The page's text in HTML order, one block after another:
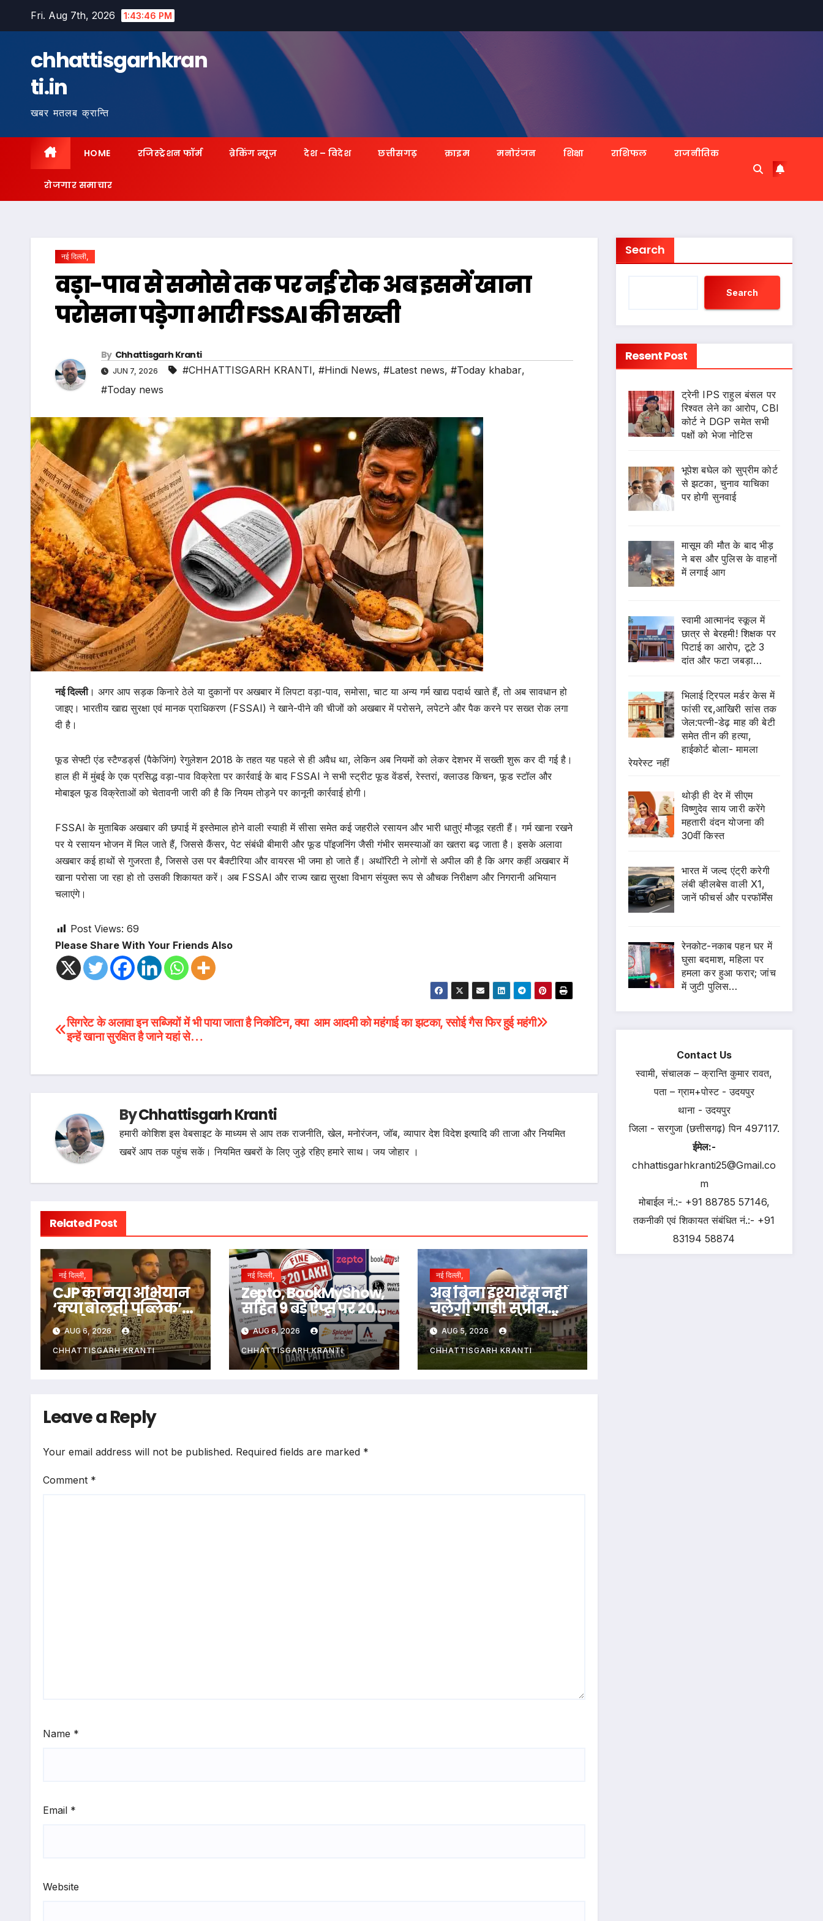
Fri. Aug 7th, 2026 1:43:47 PM
chhattisgarhkran
ti.in
खबर मतलब क्रान्ति
HOME रजिस्ट्रेशन फॉर्म ब्रेकिंग न्यूज़ देश – विदेश छत्तीसगढ़ क्राइम मनोरंजन शिक्षा राशिफल राजनीतिक
रोजगार समाचार
नई दिल्ली,
वड़ा-पाव से समोसे तक पर नई रोक अब इसमें खाना
परोसना पड़ेगा भारी FSSAI की सख्ती
By Chhattisgarh Kranti
JUN 7, 2026 #CHHATTISGARH KRANTI, #Hindi News, #Latest news, #Today khabar,
#Today news
नई दिल्ली। अगर आप सड़क किनारे ठेले या दुकानों पर अखबार में लिपटा वड़ा-पाव, समोसा, चाट या अन्य गर्म खाद्य पदार्थ खाते हैं, तो अब सावधान हो
जाइए। भारतीय खाद्य सुरक्षा एवं मानक प्राधिकरण (FSSAI) ने खाने-पीने की चीजों को अखबार में परोसने, लपेटने और पैक करने पर सख्त रोक लगा
दी है।
फूड सेफ्टी एंड स्टैण्डर्ड्स (पैकेजिंग) रेगुलेशन 2018 के तहत यह पहले से ही अवैध था, लेकिन अब नियमों को लेकर देशभर में सख्ती शुरू कर दी गई है।
हाल ही में मुंबई के एक प्रसिद्ध वड़ा-पाव विक्रेता पर कार्रवाई के बाद FSSAI ने सभी स्ट्रीट फूड वेंडर्स, रेस्तरां, क्लाउड किचन, फूड स्टॉल और
मोबाइल फूड विक्रेताओं को चेतावनी जारी की है कि नियम तोड़ने पर कानूनी कार्रवाई होगी।
FSSAI के मुताबिक अखबार की छपाई में इस्तेमाल होने वाली स्याही में सीसा समेत कई जहरीले रसायन और भारी धातुएं मौजूद रहती हैं। गर्म खाना रखने
पर ये रसायन भोजन में मिल जाते हैं, जिससे कैंसर, पेट संबंधी बीमारी और फूड पॉइजनिंग जैसी गंभीर समस्याओं का खतरा बढ़ जाता है। इसके अलावा
अखबार कई हाथों से गुजरता है, जिससे उस पर बैक्टीरिया और वायरस भी जमा हो जाते हैं। अथॉरिटी ने लोगों से अपील की है कि अगर कहीं अखबार में
खाना परोसा जा रहा हो तो उसकी शिकायत करें। अब FSSAI और राज्य खाद्य सुरक्षा विभाग संयुक्त रूप से औचक निरीक्षण और निगरानी अभियान
चलाएंगे।
Post Views: 69
Please Share With Your Friends Also
Post
navigation
आम आदमी को महंगाई का झटका, रसोई गैस फिर हुई महंगी
सिगरेट के अलावा इन सब्जियों में भी पाया जाता है निकोटिन, क्या
इन्हें खाना सुरक्षित है जाने यहां से…
ByChhattisgarh Kranti
हमारी कोशिश इस वेबसाइट के माध्यम से आप तक राजनीति, खेल, मनोरंजन, जॉब, व्यापार देश विदेश इत्यादि की ताजा और नियमित
खबरें आप तक पहुंच सकें। नियमित खबरों के लिए जुड़े रहिए हमारे साथ। जय जोहार ।
Related Post
नई दिल्ली,
CJP का नया अभियान
‘क्या बोलती पब्लिक’
अगले महीने से शुरू,
देशभर में Zen G से
करेगी सीधा संवाद
AUG 6, 2026
CHHATTISGARH KRANTI
नई दिल्ली,
Zepto, BookMyShow,
सहित 9 बड़े ऐप्स पर 20
लाख का जुर्माना,
जानिए क्या है मामला
AUG 6, 2026
CHHATTISGARH KRANTI
नई दिल्ली,
अब बिना इंश्योरेंस नहीं
चलेगी गाड़ी! सुप्रीम
कोर्ट ने कहा- काटो ई-
चालान, पेट्रोल भी न दो
AUG 5, 2026
CHHATTISGARH KRANTI
Leave a Reply
Your email address will not be published. Required fields are marked *
Comment *
Name *
Email *
Website
Search
Search
Resent Post
ट्रेनी IPS राहुल बंसल पर
रिश्वत लेने का आरोप, CBI
कोर्ट ने DGP समेत सभी
पक्षों को भेजा नोटिस
भूपेश बघेल को सुप्रीम कोर्ट
से झटका, चुनाव याचिका
पर होगी सुनवाई
मासूम की मौत के बाद भीड़
ने बस और पुलिस के वाहनों
में लगाई आग
स्वामी आत्मानंद स्कूल में
छात्र से बेरहमी! शिक्षक पर
पिटाई का आरोप, टूटे 3
दांत और फटा जबड़ा…
भिलाई ट्रिपल मर्डर केस में
फांसी रद्द,आखिरी सांस तक
जेल:पत्नी-डेढ़ माह की बेटी
समेत तीन की हत्या,
हाईकोर्ट बोला- मामला
रेयरेस्ट नहीं
थोड़ी ही देर में सीएम
विष्णुदेव साय जारी करेंगे
महतारी वंदन योजना की
30वीं किस्त
भारत में जल्द एंट्री करेगी
लंबी व्हीलबेस वाली X1,
जानें फीचर्स और परफॉर्मेंस
रेनकोट-नकाब पहन घर में
घुसा बदमाश, महिला पर
हमला कर हुआ फरार; जांच
में जुटी पुलिस…
Contact Us
स्वामी, संचालक – क्रान्ति कुमार रावत,
पता – ग्राम+पोस्ट - उदयपुर
थाना - उदयपुर
जिला - सरगुजा (छत्तीसगढ़) पिन 497117.
ईमेल:-
chhattisgarhkranti25@Gmail.co
m
मोबाईल नं.:- +91 88785 57146,
तकनीकी एवं शिकायत संबंधित नं.:- +91
83194 58874